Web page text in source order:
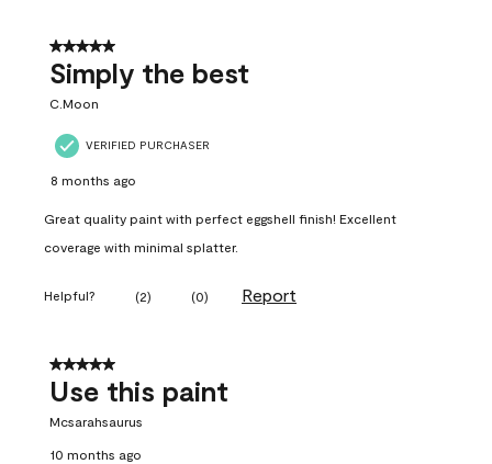
5 out of 5 stars.
Simply the best
C.Moon
VERIFIED PURCHASER
8 months ago
Great quality paint with perfect eggshell finish! Excellent
coverage with minimal splatter.
Helpful? (2) (0) Report
5 out of 5 stars.
Use this paint
Mcsarahsaurus
10 months ago